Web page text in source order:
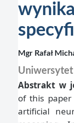
Mgr Rafał
Uniwersytet
Abstrakt w
of this
artificial